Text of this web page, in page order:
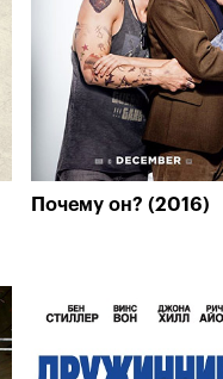
Почему он? (2016)